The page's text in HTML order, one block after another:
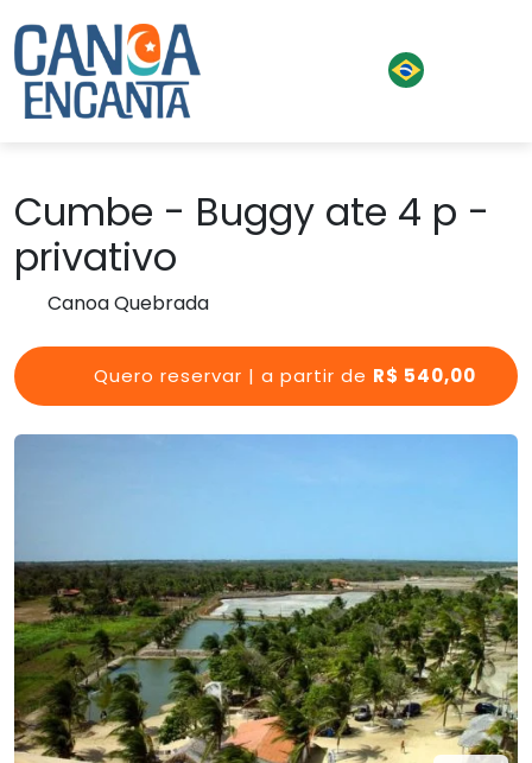
Cumbe - Buggy ate 4 p -
privativo
Canoa Quebrada
Quero reservar | a partir de R$ 540,00